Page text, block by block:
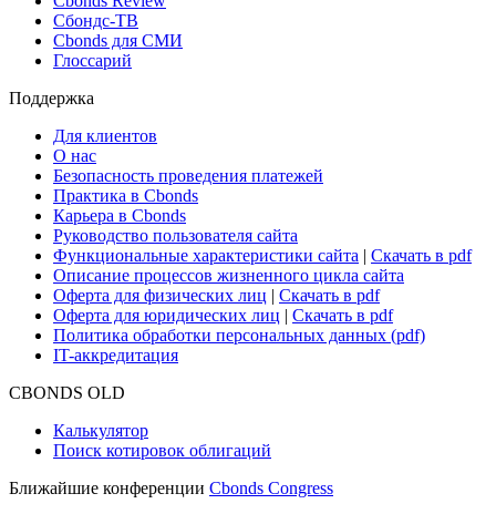
Сбондс-ТВ
Cbonds для СМИ
Глоссарий
Поддержка
Для клиентов
О нас
Безопасность проведения платежей
Практика в Cbonds
Карьера в Cbonds
Руководство пользователя сайта
Функциональные характеристики сайта | Скачать в pdf
Описание процессов жизненного цикла сайта
Оферта для физических лиц | Скачать в pdf
Оферта для юридических лиц | Скачать в pdf
Политика обработки персональных данных (pdf)
IT-аккредитация
CBONDS OLD
Калькулятор
Поиск котировок облигаций
Ближайшие конференции Cbonds Congress